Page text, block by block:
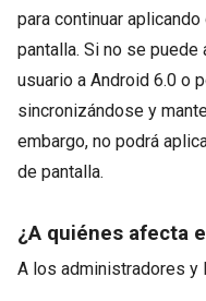
para continuar
pantalla. Si no se
usuario a Android 6.0 o
sincronizándose y
embargo, no podrá
de pantalla.
¿A quiénes afecta
A los administradores y